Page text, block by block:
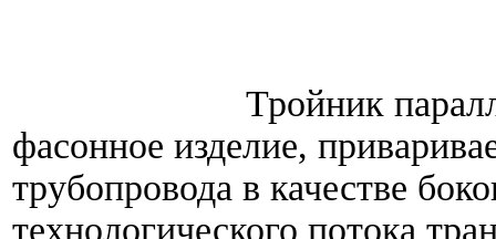
Тройник
фасонное изделие,
трубопровода в качестве
технологического потока